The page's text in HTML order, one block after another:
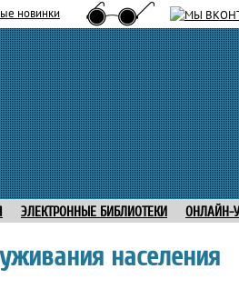
новинки
ЭЛЕКТРОННЫЕ БИБЛИОТЕКИ ОНЛАЙН-
населения